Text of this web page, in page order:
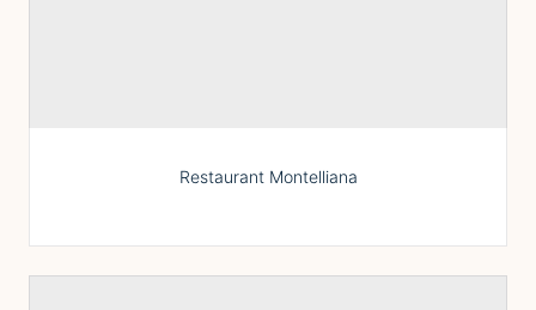
Restaurant Montelliana